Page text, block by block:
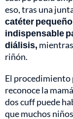
eso, tras una
catéter
indispensable
diálisis,
riñón.
El procedimiento
reconoce la
dos cuff puede
que muchos